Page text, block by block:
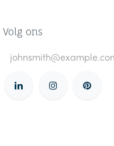
Volg ons